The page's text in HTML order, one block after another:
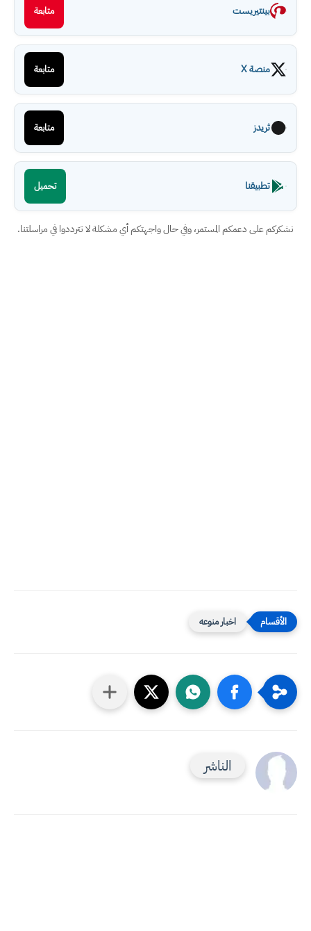
بينتيريست متابعة
منصة X متابعة
ثريدز متابعة
تطبيقنا تحميل
نشكركم على دعمكم المستمر، وفي حال واجهتكم أي مشكلة لا تترددوا في مراسلتنا.
اخبار منوعه
الناشر